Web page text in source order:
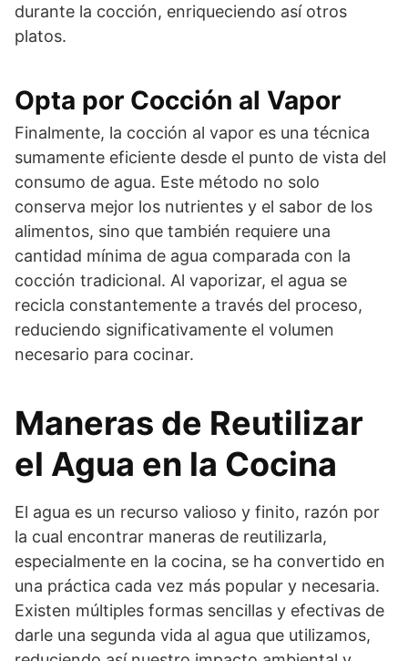
durante la cocción, enriqueciendo así otros
platos.
Opta por Cocción al Vapor
Finalmente, la cocción al vapor es una técnica
sumamente eficiente desde el punto de vista del
consumo de agua. Este método no solo
conserva mejor los nutrientes y el sabor de los
alimentos, sino que también requiere una
cantidad mínima de agua comparada con la
cocción tradicional. Al vaporizar, el agua se
recicla constantemente a través del proceso,
reduciendo significativamente el volumen
necesario para cocinar.
Maneras de Reutilizar
el Agua en la Cocina
El agua es un recurso valioso y finito, razón por
la cual encontrar maneras de reutilizarla,
especialmente en la cocina, se ha convertido en
una práctica cada vez más popular y necesaria.
Existen múltiples formas sencillas y efectivas de
darle una segunda vida al agua que utilizamos,